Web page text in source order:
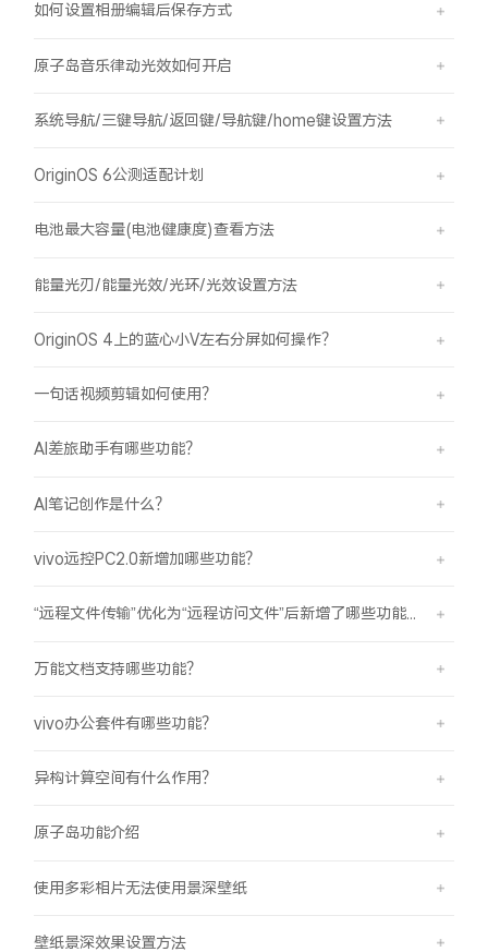
如何设置相册编辑后保存方式
原子岛音乐律动光效如何开启
系统导航/三键导航/返回键/导航键/home键设置方法
OriginOS 6公测适配计划
电池最大容量(电池健康度)查看方法
能量光刃/能量光效/光环/光效设置方法
OriginOS 4上的蓝心小V左右分屏如何操作？
一句话视频剪辑如何使用？
AI差旅助手有哪些功能？
AI笔记创作是什么？
vivo远控PC2.0新增加哪些功能？
“远程文件传输”优化为“远程访问文件”后新增了哪些功能？
万能文档支持哪些功能？
vivo办公套件有哪些功能？
异构计算空间有什么作用？
原子岛功能介绍
使用多彩相片无法使用景深壁纸
壁纸景深效果设置方法